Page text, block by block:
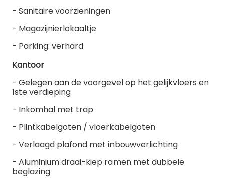
- Sanitaire voorzieningen
- Magazijnierlokaaltje
- Parking: verhard
Kantoor
- Gelegen aan de voorgevel op het gelijkvloers en
1ste verdieping
- Inkomhal met trap
- Plintkabelgoten / vloerkabelgoten
- Verlaagd plafond met inbouwverlichting
- Aluminium draai-kiep ramen met dubbele
beglazing